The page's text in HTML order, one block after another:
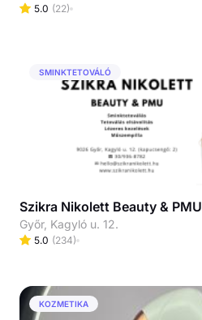
5.0 (22)
SMINKTETOVÁLÓ
Szikra Nikolett Beauty & PMU
Győr, Kagyló u. 12.
5.0 (234)
KOZMETIKA